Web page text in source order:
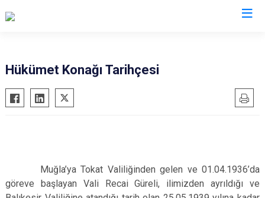
Hükümet Konağı Tarihçesi
Muğla’ya Tokat Valiliğinden gelen ve 01.04.1936’da
göreve başlayan Vali Recai Güreli, ilimizden ayrıldığı ve